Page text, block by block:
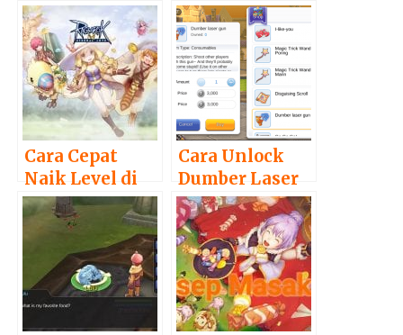
Cara Cepat
Naik Level di
Ragnarok M:
Eternal Love
Cara Unlock
Dumber Laser
Gun di
Ragnarok M:
Eternal Love